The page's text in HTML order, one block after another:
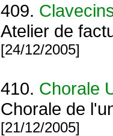
409.
Atelier de
[24/12/2005]
410. Chorale
Chorale de
[21/12/2005]